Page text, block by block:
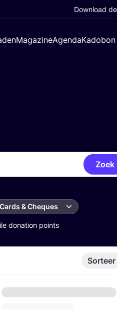
Download
MagazineAgendaKadobon
Zoek
& Cheques
donation points